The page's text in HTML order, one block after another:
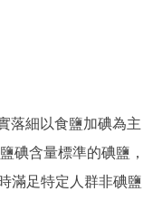
細以食鹽加碘為主
碘含量標準的碘鹽，
滿足特定人群非碘鹽